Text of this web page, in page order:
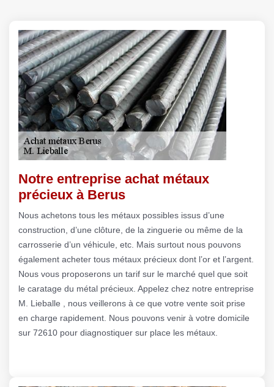
Notre entreprise achat métaux
précieux à Berus
Nous achetons tous les métaux possibles issus d’une
construction, d’une clôture, de la zinguerie ou même de la
carrosserie d’un véhicule, etc. Mais surtout nous pouvons
également acheter tous métaux précieux dont l’or et l’argent.
Nous vous proposerons un tarif sur le marché quel que soit
le caratage du métal précieux. Appelez chez notre entreprise
M. Lieballe , nous veillerons à ce que votre vente soit prise
en charge rapidement. Nous pouvons venir à votre domicile
sur 72610 pour diagnostiquer sur place les métaux.